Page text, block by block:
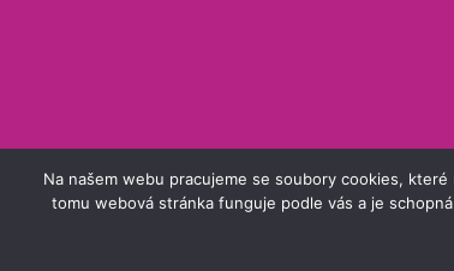
Na našem webu pracujeme se soubory cookies,
tomu webová stránka funguje podle vás a je